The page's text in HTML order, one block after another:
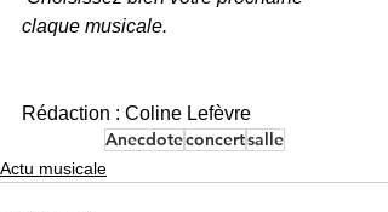
claque musicale.
Rédaction : Coline Lefèvre
Anecdoteconcertsalle
Actu musicale